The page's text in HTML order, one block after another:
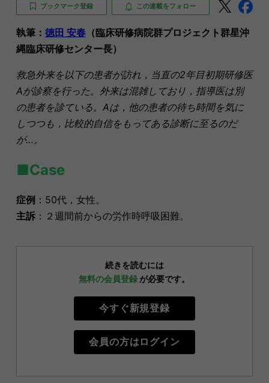
ブックマーク登録 この連載をフォロー
執筆： 徳田 安春（臨床研修病院群プロジェクト群星沖
縄臨床研修センター長）
救急外来を以下の患者が訪れ，当直の2年目初期研修医
Aが診察を行った。外来は混雑しており，指導医は別
の患者を診ている。Aは，他の患者の待ち時間を気に
しつつも，比較的自信をもってある診断に至るのだ
が…。
■Case
症例：50代，女性。
主訴：２週間前からの労作時呼吸困難。
続きを読むには
無料の会員登録 が必要です。
今すぐ新規登録
会員の方はログイン